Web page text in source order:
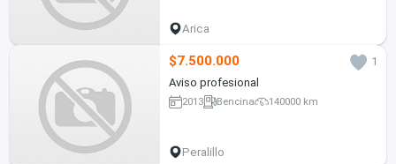
Arica
$7.500.000
1
Aviso profesional
2013 Bencina 140000 km
Peralillo